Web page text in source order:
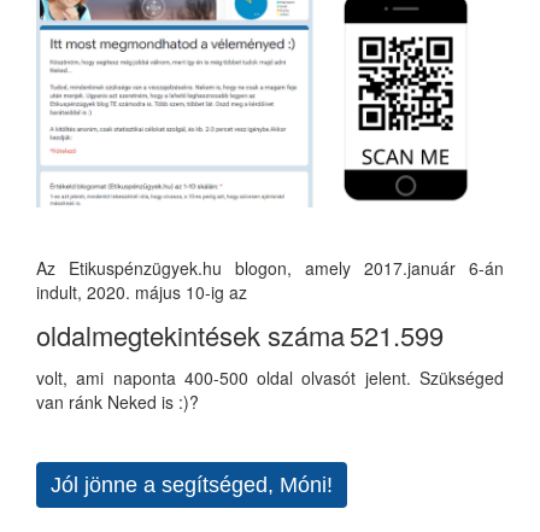
Az Etikuspénzügyek.hu blogon, amely 2017.január 6-án
indult, 2020. május 10-ig az
oldalmegtekintések száma521.599
volt, ami naponta 400-500 oldal olvasót jelent. Szükséged
van ránk Neked is :)?
Jól jönne a segítséged, Móni!